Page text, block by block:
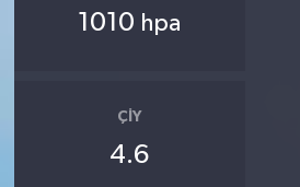
1010 hpa
ÇIY
4.6